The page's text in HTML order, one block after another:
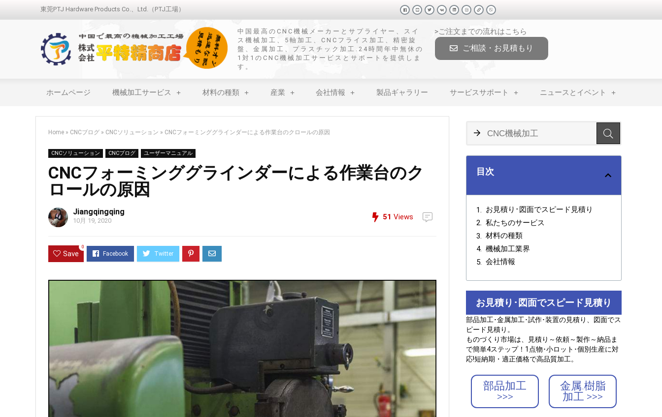
東莞PTJ Hardware Products Co.、Ltd.（PTJ工場）
中国最高のCNC機械メーカーとサプライヤー、スイ
ス機械加工、5軸加工、CNCフライス加工、精密旋
盤、金属加工、プラスチック加工.24時間年中無休の
1対1のCNC機械加工サービスとサポートを提供しま
す。
>ご注文までの流れはこちら
ご相談・お見積もり
ホームページ 機械加工サービス 材料の種類 産業 会社情報 製品ギャラリー サービスサポート ニュースとイベント
Home » CNCブログ » CNCソリューション » CNCフォーミンググラインダーによる作業台のクロールの原因
CNCソリューション CNCブログ ユーザーマニュアル
CNCフォーミンググラインダーによる作業台のク
ロールの原因
Jiangqingqing
10月 19, 2020 51 Views
Save
0
目次
お見積り･図面でスピード見積り
私たちのサービス
材料の種類
機械加工業界
会社情報
お見積り･図面でスピード見積り
部品加工･金属加工･試作･装置の見積り、図面でス
ピード見積り。
ものづくり市場は、見積り～依頼～製作～納品ま
で簡単4ステップ！1点物･小ロット･個別生産に対
応!短納期・適正価格で高品質加工。
部品加工
>>>
金属.樹脂
加工 >>>